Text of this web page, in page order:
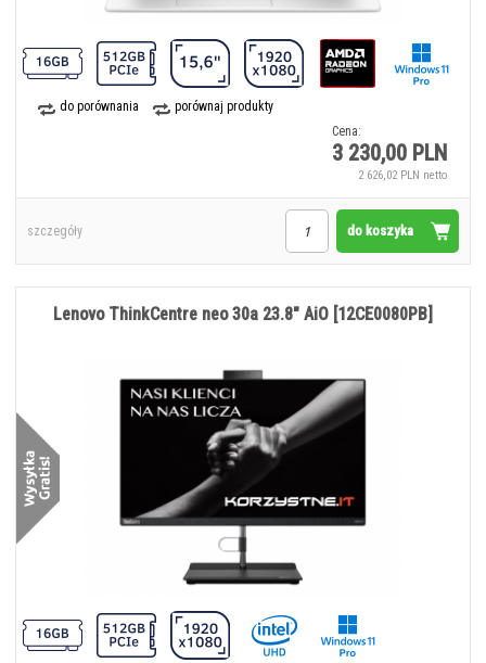
do porównania
porównaj produkty
Cena:
3 230,00 PLN
2 626,02 PLN netto
do koszyka
szczegóły
Lenovo ThinkCentre neo 30a 23.8" AiO [12CE0080PB]